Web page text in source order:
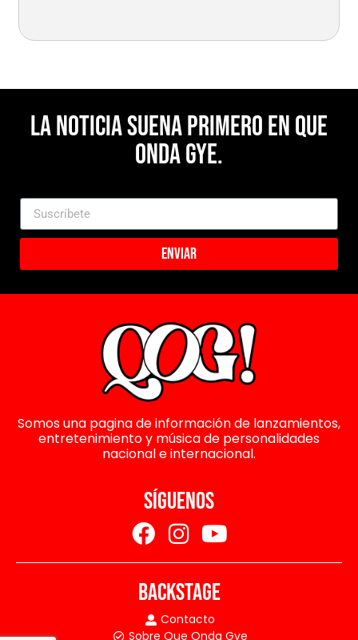
La noticia suena primero en Que
Onda Gye.
Enviar
Somos una pagina de información de lanzamientos,
entretenimiento y música de personalidades
nacional e internacional.
SÍGUENOS
BACKSTAGE
Contacto
Sobre Que Onda Gye